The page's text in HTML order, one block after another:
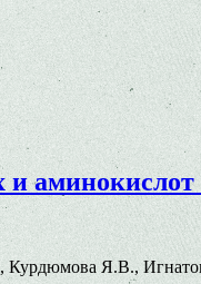
Курдюмова Я.В.,